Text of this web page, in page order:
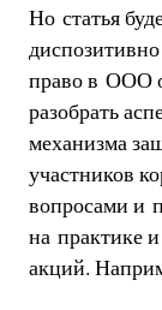
Но статья
право в ООО
разобрать
механизма
участников
вопросами и
на практике
акций.